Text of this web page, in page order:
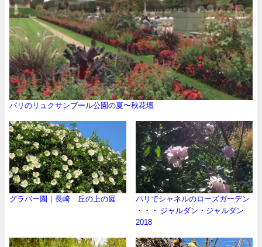
パリのリュクサンブール公園の夏〜秋花壇
グラバー園｜長崎 丘の上の庭
パリでシャネルのローズガーデン
・・・ ジャルダン・ジャルダン
2018